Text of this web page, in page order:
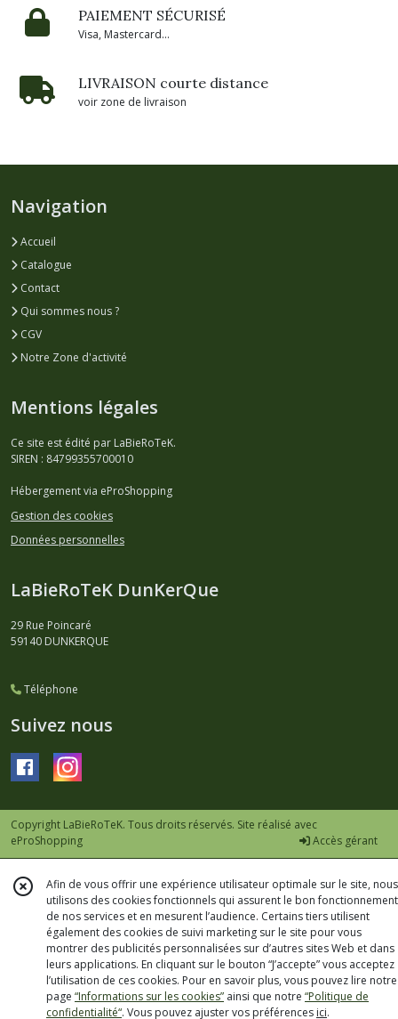
PAIEMENT SÉCURISÉ
Visa, Mastercard...
LIVRAISON courte distance
voir zone de livraison
Navigation
Accueil
Catalogue
Contact
Qui sommes nous ?
CGV
Notre Zone d'activité
Mentions légales
Ce site est édité par LaBieRoTeK.
SIREN : 84799355700010
Hébergement via eProShopping
Gestion des cookies
Données personnelles
LaBieRoTeK DunKerQue
29 Rue Poincaré
59140 DUNKERQUE
Téléphone
Suivez nous
Copyright LaBieRoTeK. Tous droits réservés. Site réalisé avec
eProShopping
Accès gérant
Afin de vous offrir une expérience utilisateur optimale sur le site, nous
utilisons des cookies fonctionnels qui assurent le bon fonctionnement
de nos services et en mesurent l’audience. Certains tiers utilisent
également des cookies de suivi marketing sur le site pour vous
montrer des publicités personnalisées sur d’autres sites Web et dans
leurs applications. En cliquant sur le bouton “J’accepte” vous acceptez
l’utilisation de ces cookies. Pour en savoir plus, vous pouvez lire notre
page “Informations sur les cookies” ainsi que notre “Politique de
confidentialité“. Vous pouvez ajuster vos préférences ici.